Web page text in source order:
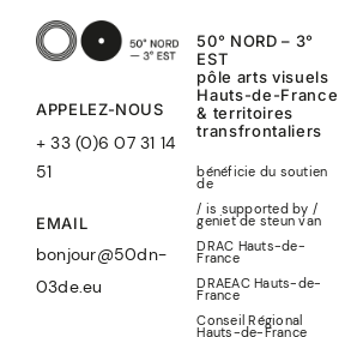
APPELEZ-NOUS
+ 33 (0)6 07 31 14
51
EMAIL
bonjour@50dn-
03de.eu
50° NORD – 3°
EST
pôle arts visuels
Hauts-de-France
& territoires
transfrontaliers
bénéficie du soutien
de
/ is supported by /
geniet de steun van
DRAC Hauts-de-
France
DRAEAC Hauts-de-
France
Conseil Régional
Hauts-de-France